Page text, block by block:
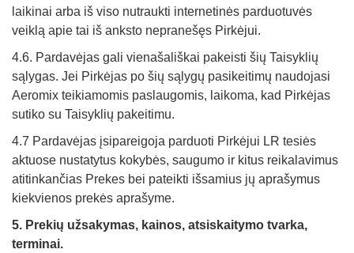
laikinai arba iš viso nutraukti internetinės parduotuvės
veiklą apie tai iš anksto nepranešęs Pirkėjui.
4.6. Pardavėjas gali vienašališkai pakeisti šių Taisyklių
sąlygas. Jei Pirkėjas po šių sąlygų pasikeitimų naudojasi
Aeromix teikiamomis paslaugomis, laikoma, kad Pirkėjas
sutiko su Taisyklių pakeitimu.
4.7 Pardavėjas įsipareigoja parduoti Pirkėjui LR tesiės
aktuose nustatytus kokybės, saugumo ir kitus reikalavimus
atitinkančias Prekes bei pateikti išsamius jų aprašymus
kiekvienos prekės aprašyme.
5. Prekių užsakymas, kainos, atsiskaitymo tvarka,
terminai.